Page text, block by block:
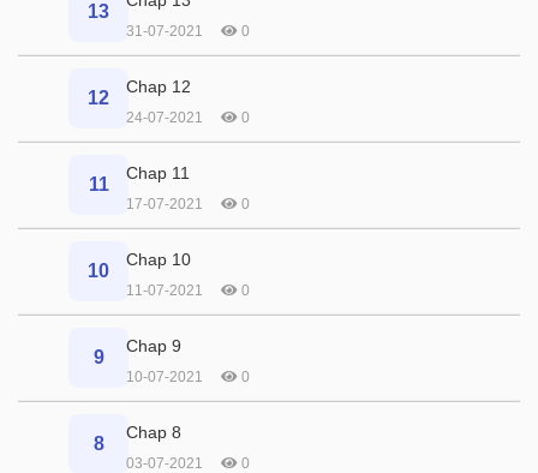
13
31-07-2021 0
12
Chap 12
24-07-2021 0
11
Chap 11
17-07-2021 0
10
Chap 10
11-07-2021 0
9
Chap 9
10-07-2021 0
8
Chap 8
03-07-2021 0